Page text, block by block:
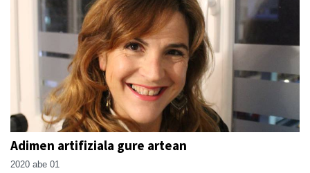
Adimen artifiziala gure artean
2020 abe 01